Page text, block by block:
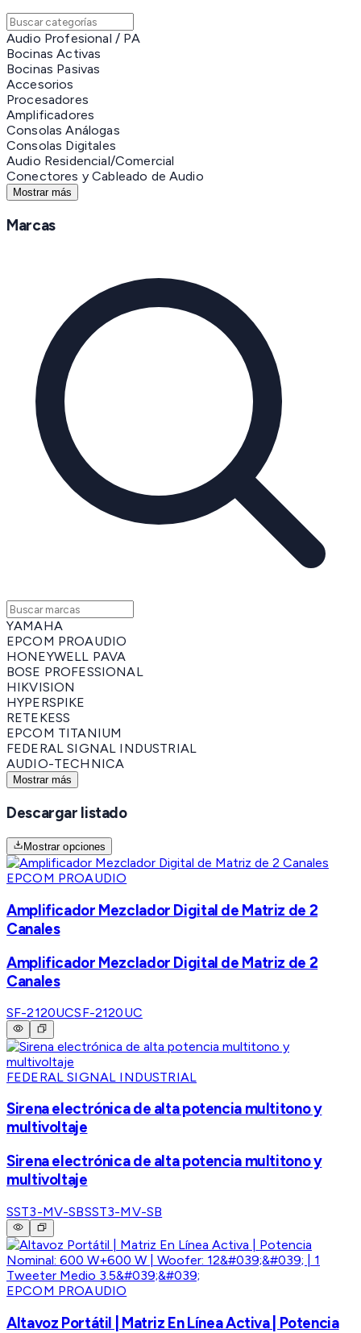
Audio Profesional / PA
Bocinas Activas
Bocinas Pasivas
Accesorios
Procesadores
Amplificadores
Consolas Análogas
Consolas Digitales
Audio Residencial/Comercial
Conectores y Cableado de Audio
Mostrar más
Marcas
YAMAHA
EPCOM PROAUDIO
HONEYWELL PAVA
BOSE PROFESSIONAL
HIKVISION
HYPERSPIKE
RETEKESS
EPCOM TITANIUM
FEDERAL SIGNAL INDUSTRIAL
AUDIO-TECHNICA
Mostrar más
Descargar listado
Mostrar opciones
EPCOM PROAUDIO
Amplificador Mezclador Digital de Matriz de 2
Canales
Amplificador Mezclador Digital de Matriz de 2
Canales
SF-2120UCSF-2120UC
FEDERAL SIGNAL INDUSTRIAL
Sirena electrónica de alta potencia multitono y
multivoltaje
Sirena electrónica de alta potencia multitono y
multivoltaje
SST3-MV-SBSST3-MV-SB
EPCOM PROAUDIO
Altavoz Portátil | Matriz En Línea Activa | Potencia